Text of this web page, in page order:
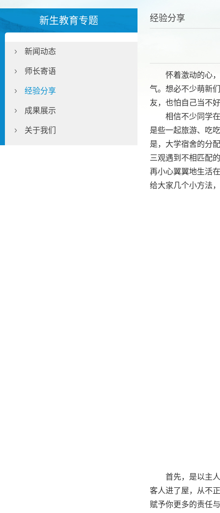
新生教育专题
新闻动态
师长寄语
经验分享
成果展示
关于我们
经验分享
怀着激动的心
气。想必不少萌新
友，也怕自己当不
相信不少同学
是些一起旅游、吃
是，大学宿舍的分
三观遇到不相匹配
再小心翼翼地生活
给大家几个小方法
首先，是以主
客人进了屋，从不
赋予你更多的责任